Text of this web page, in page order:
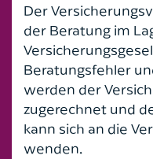
Der
der Beratung im
Beratungsfehler
werden der
zugerechnet und
kann sich an die
wenden.